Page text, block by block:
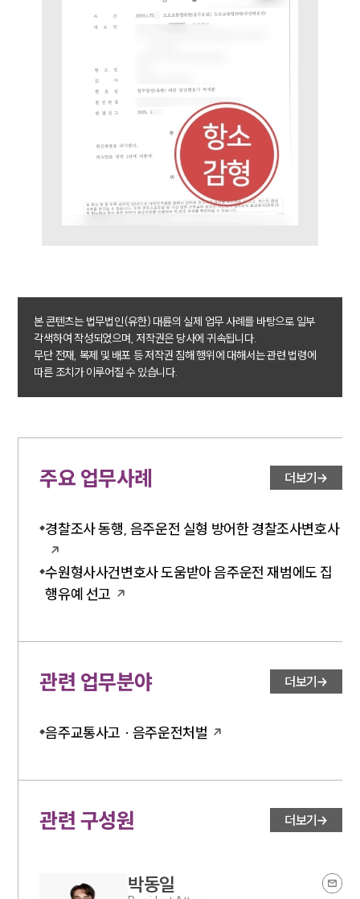
본 콘텐츠는 법무법인(유한) 대륜의 실제 업무 사례를 바탕으로 일부
각색하여 작성되었으며, 저작권은 당사에 귀속됩니다.
무단 전재, 복제 및 배포 등 저작권 침해 행위에 대해서는 관련 법령에
따른 조치가 이루어질 수 있습니다.
주요 업무사례 더보기
경찰조사 동행, 음주운전 실형 방어한 경찰조사변호사
수원형사사건변호사 도움받아 음주운전 재범에도 집
행유예 선고
관련 업무분야 더보기
음주교통사고 · 음주운전처벌
관련 구성원 더보기
박동일